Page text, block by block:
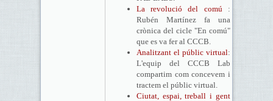
La revolució del comú:
Rubén Martínez fa una
crònica del cicle "En comú"
que es va fer al CCCB.
Analitzant el públic virtual:
L'equip del CCCB Lab
compartim com concevem i
tractem el públic virtual.
Ciutat, espai, treball i gent